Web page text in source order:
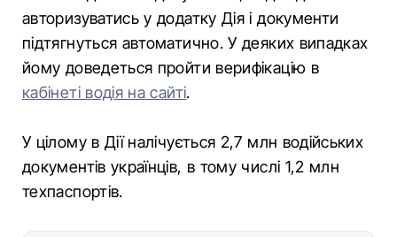
авторизуватись у додатку Дія і документи
підтягнуться автоматично. У деяких випадках
йому доведеться пройти верифікацію в
кабінеті водія на сайті.
У цілому в Дії налічується 2,7 млн водійських
документів українців, в тому числі 1,2 млн
техпаспортів.